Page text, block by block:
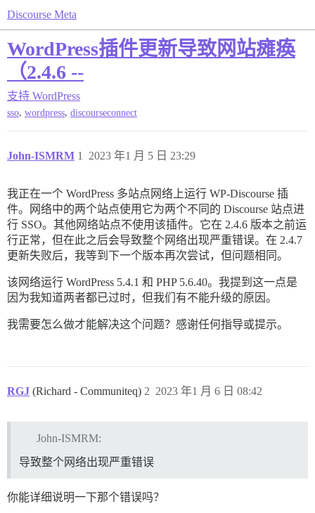
Discourse Meta
WordPress插件更新导致网站瘫痪（2.4.6 --
支持 WordPress
sso, wordpress, discourseconnect
John-ISMRM 2023 年1 月 5 日 23:29
1
我正在一个 WordPress 多站点网络上运行 WP-Discourse 插
件。网络中的两个站点使用它为两个不同的 Discourse 站点进
行 SSO。其他网络站点不使用该插件。它在 2.4.6 版本之前运
行正常，但在此之后会导致整个网络出现严重错误。在 2.4.7
更新失败后，我等到下一个版本再次尝试，但问题相同。
该网络运行 WordPress 5.4.1 和 PHP 5.6.40。我提到这一点是
因为我知道两者都已过时，但我们有不能升级的原因。
我需要怎么做才能解决这个问题？感谢任何指导或提示。
RGJ (Richard - Communiteq) 2023 年1 月 6 日 08:42
2
John-ISMRM:
导致整个网络出现严重错误
你能详细说明一下那个错误吗？